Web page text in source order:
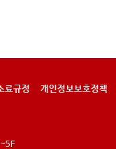
료규정 개인정보보호정책